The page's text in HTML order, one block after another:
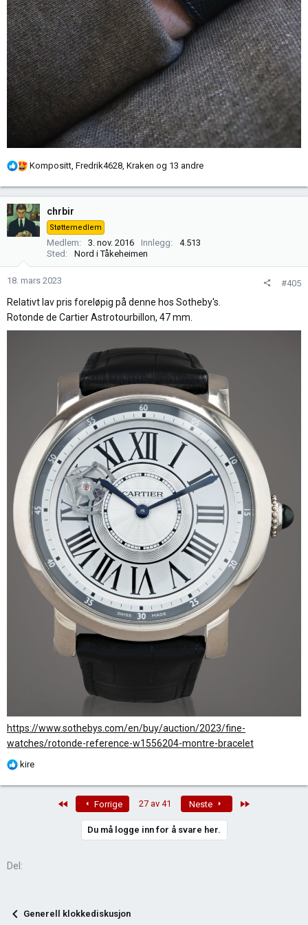
R
k
s
j
:
Kompositt Fredrik4628 Kraken og 13 andre
chrbir
Støttemedlem
Medlem 3. nov. 2016 Innlegg
4.513
Sted
Nord i Tåkeheimen
18. mars 2023 #405
Relativt lav pris foreløpig på denne hos Sotheby's.
Rotonde de Cartier Astrotourbillon, 47 mm.
https://www.sothebys.com/en/buy/auction/2023/fine-
watches/rotonde-reference-w1556204-montre-bracelet
R
n
kire
Forrige 27 av 41 Neste
Du må logge inn for å svare her.
Del:
Generell klokkediskusjon